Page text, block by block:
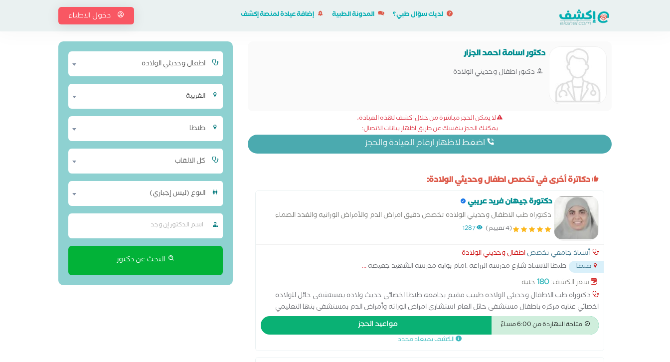
لديك سؤال طبي؟ المدونة الطبية إضافة عيادة لمنصة إكشف دخول الاطباء
دكتور اسامة احمد الجزار
دكتور اطفال وحديثي الولادة
لا يمكن الحجز مباشرة من خلال اكشف لهذه العيادة،
يمكنك الحجز بنفسك عن طريق اظهار بيانات الاتصال:
اضغط لاظهار ارقام العيادة والحجز
دكاترة أخرى في تخصص اطفال وحديثي الولادة:
دكتورة جيهان فريد عريبي
دكتوراه طب الاطفال وحديثي الولاده تخصص دقيق امراض الدم والأمراض الوراثيه والغدد الصماء
(4 تقييم) 1287
أستاذ جامعي تخصصاطفال وحديثي الولادة
طنطا طنطا الاستاد شارع مدرسه الزراعه .امام بوابه مدرسه الشهيد جعيصه...
سعر الكشف:180جنيه
دكتوراه طب الاطفال وحديثي الولاده طبيب مقيم بجامعه طنطا اخصائي حديث ولاده بمستشفى حائل للولاده
اخصائي عنايه مركزه باطفال مستشفى حائل العام استشاري امراض الوراثه وأمراض الدم بمستشفى بنها التعليمي
رئيس وحده الوراثه استشاري حديثي الولاده تخصص دقيق امراض الدم والأمراض الوراثيه والغدد الصماء
متاحة النهاردة من 6:00 مساءً مواعيد الحجز
الكشف بميعاد محدد
اطفال وحديثي الولادة
الغربية
طنطا
كل الالقاب
النوع (ليس إجباري)
البحث عن دكتور